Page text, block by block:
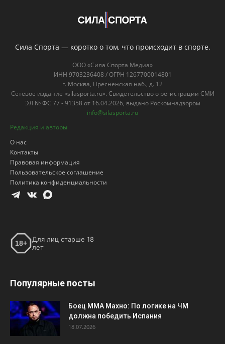
Сила Спорта — коротко о том, что происходит в спорте.
ООО «Сила Спорта Медиа»
ИНН 9703236408 / ОГРН 1267700014801
г. Москва, Пресненская наб., д. 12
Сетевое издание «silasporta.ru». Свидетельство о регистрации СМИ
ЭЛ № ФС 77 - 91358 от 16.04.2026, выдано Роскомнадзором
info@silasporta.ru
Редакция и авторы
О нас
Контакты
Правовая информация
Пользовательское соглашение
Политика конфиденциальности
18+
Для лиц старше 18
лет
Популярные посты
Боец ММА Махно: По логике на ЧМ
должна победить Испания
18.07.2026